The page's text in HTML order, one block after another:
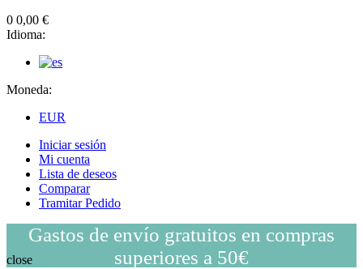
0 0,00 €
Idioma:
Moneda:
EUR
Iniciar sesión
Mi cuenta
Lista de deseos
Comparar
Tramitar Pedido
Gastos de envío gratuitos en compras
superiores a 50€
close